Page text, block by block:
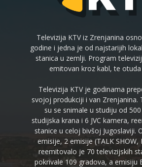
Televizija KTV iz Zrenjanina
godine i jedna je od najstarijih
stanica u zemlji. Program
emitovan kroz kabl, te otuda
Televizija KTV je godinama
svojoj produkciji i van Zrenjanina.
su se snimale u studiju od
studijska krana i 6 JVC kamera,
stanice u celoj bivšoj Jugoslaviji.
emisije, 2 emisije (TALK SHOW,
reemitovalo je 70 televizijskih
pokrivale 109 gradova, a emisiju